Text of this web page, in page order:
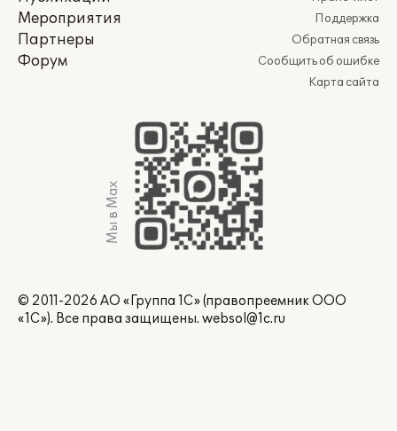
Мероприятия
Партнеры
Форум
Поддержка
Обратная связь
Сообщить об ошибке
Карта сайта
Мы в Max
© 2011-2026 АО «Группа 1С» (правопреемник ООО
«1С»). Все права защищены. websol@1c.ru